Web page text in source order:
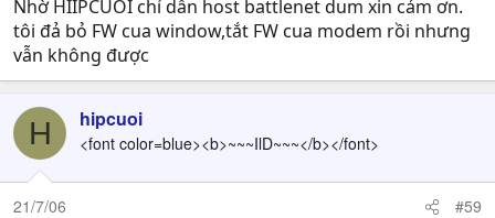
Hamachi mỗi lần load và connect vào internet , để tạo ra
hamachi.ini . Tuy nhiên nó sẽ load các ini trong file
hamachi-override.ini . Do vậy bạn creat file hamachi-
override.ini với nội dung giống với hamachi.ini . Nhưng
bạn sửa phần sau đây : Premium từ 0 -> 1 . Do vậy mỗi
lần connect , hamachi sẽ nghĩ bạn là Premium nên bạn
vào được channel full thoải mái . ^^
Xem hình , PREMIUM có ngôi sao vàng ở góc lúc
CONNECT ...
Nhờ HIIPCUOI chỉ dẫn host battlenet dum xin cảm ơn.
tôi đả bỏ FW cua window,tắt FW cua modem rồi nhưng
vẫn không được
H hipcuoi
<font color=blue><b>~~~IlD~~~</b></font>
21/7/06 #59